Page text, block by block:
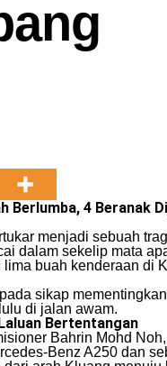
Berlumba, 4 Beranak
menjadi sebuah
dalam sekelip mata
buah kenderaan di
sikap
di jalan awam.
Bertentangan
Bahrin Mohd
Benz A250 dan